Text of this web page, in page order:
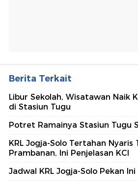
Berita Terkait
Libur Sekolah, Wisatawan Naik
di Stasiun Tugu
Potret Ramainya Stasiun Tugu
KRL Jogja-Solo Tertahan Nyaris
Prambanan, Ini Penjelasan KCI
Jadwal KRL Jogja-Solo Pekan